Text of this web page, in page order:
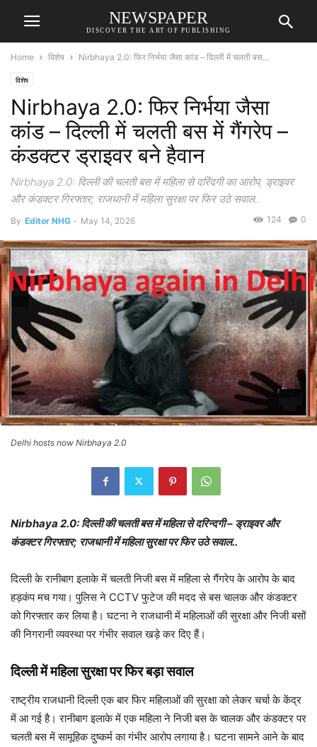
NEWSPAPER
DISCOVER THE ART OF PUBLISHING
Home विशेष Nirbhaya 2.0: फिर निर्भया जैसा कांड – दिल्ली में चलती बस...
विशेष
Nirbhaya 2.0: फिर निर्भया जैसा
कांड – दिल्ली में चलती बस में गैंगरेप –
कंडक्टर ड्राइवर बने हैवान
Nirbhaya 2.0: दिल्ली की चलती बस में महिला से दरिंदगी का आरोप, ड्राइवर
और कंडक्टर गिरफ्तार; राजधानी में महिला सुरक्षा पर फिर उठे सवाल..
By Editor NHG - May 14, 2026 0
124
Delhi hosts now Nirbhaya 2.0
Nirbhaya 2.0: दिल्ली की चलती बस में महिला से दरिन्दगी – ड्राइवर और
कंडक्टर गिरफ्तार; राजधानी में महिला सुरक्षा पर फिर उठे सवाल..
दिल्ली के रानीबाग इलाके में चलती निजी बस में महिला से गैंगरेप के आरोप के बाद
हड़कंप मच गया। पुलिस ने CCTV फुटेज की मदद से बस चालक और कंडक्टर
को गिरफ्तार कर लिया है। घटना ने राजधानी में महिलाओं की सुरक्षा और निजी बसों
की निगरानी व्यवस्था पर गंभीर सवाल खड़े कर दिए हैं।
दिल्ली में महिला सुरक्षा पर फिर बड़ा सवाल
राष्ट्रीय राजधानी दिल्ली एक बार फिर महिलाओं की सुरक्षा को लेकर चर्चा के केंद्र
में आ गई है। रानीबाग इलाके में एक महिला ने निजी बस के चालक और कंडक्टर पर
चलती बस में सामूहिक दुष्कर्म का गंभीर आरोप लगाया है। घटना सामने आने के बाद